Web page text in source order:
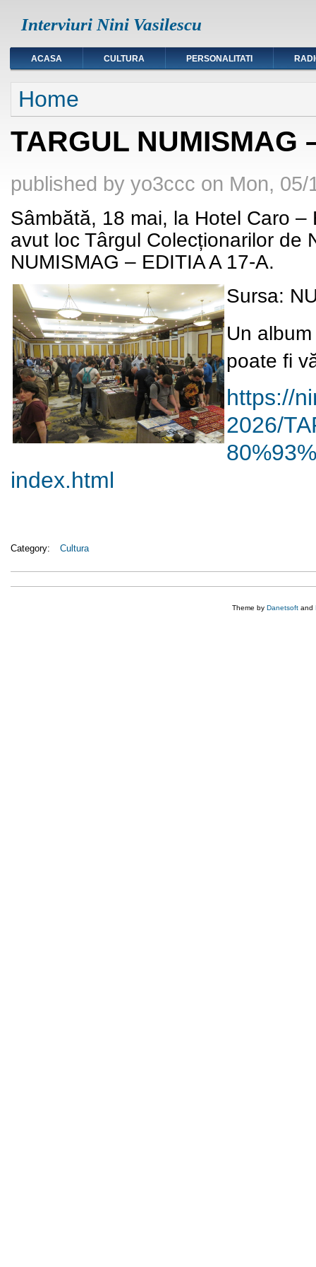
Interviuri Nini Vasilescu
ACASA CULTURA PERSONALITATI
You are here
Home
TARGUL NUMISMAG
published by yo3ccc on Mon, 05/
Sâmbătă, 18 mai, la Hotel Caro
avut loc Târgul Colecționarilor de
NUMISMAG – EDITIA A 17-A.
Sursa:
Un
poate fi
https://
2026/
index.html
Category: Cultura
Theme by Danetsoft and